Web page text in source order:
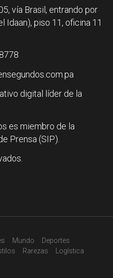
vía Brasil, entrando por
Idaan), piso 11, oficina 11
digital líder de la
es miembro de la
Prensa (SIP).
Mundo
Deportes
Rarezas Logística